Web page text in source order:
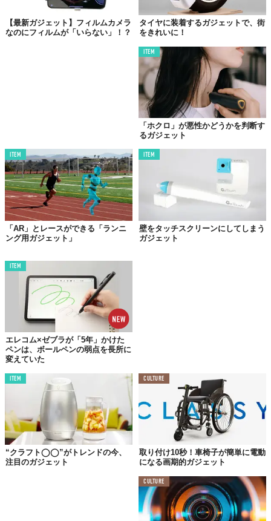
©KONCIWA株式会社
かりとした裏付けがあるようです。
アームカバーには、宇宙服にも使われる相変化材料「PCM素材」
が生地に配合されています。PCM素材とは、温度変化に応じて固
体と液体の間で状態が変わり、その過程で熱を吸収・貯蔵する特
殊な素材のこと。これにより、一般的なアームカバーよりも長く
低温の体感を維持できるとされています。
接触冷感の指標であるq-max値は0.385を記録。業界で「冷感」と
認められる基準値が0.2であることを考えると、約1.9倍という数
値はかなりのインパクトです。さらに、国内検査機関ボーケンに
よるテストでUPF50+認証を取得しており、紫外線遮蔽率はブラ
ックで99.9%以上、ホワイトでも99.3%に達するとのこと。10回
洗濯後も性能が落ちない高耐久設計という点も、日常使いを考え
ると心強いポイントでしょう。
一方のアイスボトルは、SUS304ステンレスによる二層真空断熱
ありません。「ハーフ式シリコン氷嚢」という独自設計により、
氷嚢を半分サイズにしてアームカバーの冷却スペースを確保しつ
つ、残りの空間にはチョコレートや飴、常備薬などを溶かさずに
【最新ガジェット】フィルムカメラ
なのにフィルムが「いらない」！？
タイヤに装着するガジェットで、街
をきれいに！
ITEM
「ホクロ」が悪性かどうかを判断す
るガジェット
ITEM
「AR」とレースができる「ランニ
ング用ガジェット」
ITEM
壁をタッチスクリーンにしてしまう
ガジェット
ITEM
エレコム×ゼブラが「5年」かけた
ペンは、ボールペンの弱点を長所に
変えていた
ITEM
“クラフト◯◯”がトレンドの今、
注目のガジェット
CULTURE
取り付け10秒！車椅子が簡単に電動
になる画期的ガジェット
CULTURE